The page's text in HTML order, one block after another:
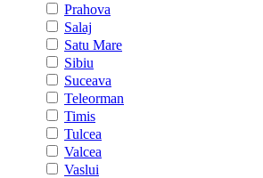
Prahova
Salaj
Satu Mare
Sibiu
Suceava
Teleorman
Timis
Tulcea
Valcea
Vaslui